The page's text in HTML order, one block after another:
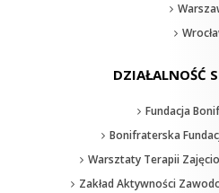
DZIAŁALNOŚĆ
Fundacja
Bonifraterska
Warsztaty Terapii
Zakład Aktywności